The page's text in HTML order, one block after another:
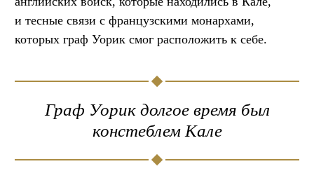
и тесные связи с французскими монархами,
которых граф Уорик смог расположить к себе.
Граф Уорик долгое время был
констеблем Кале